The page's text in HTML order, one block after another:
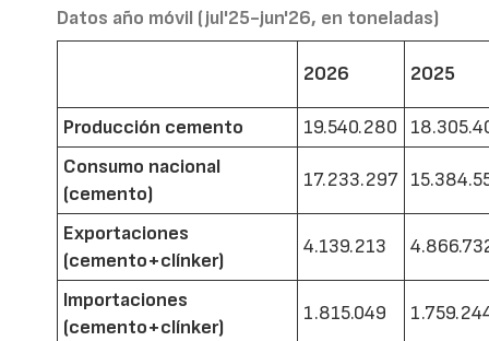
Datos año móvil (jul'25-jun'26, en toneladas)
2026 2025
Producción cemento 19.540.280
Consumo nacional
(cemento)
17.233.297
Exportaciones
(cemento+clínker)
4.139.213
Importaciones
(cemento+clínker)
1.815.049